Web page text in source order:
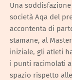
Una
società Aqa del
accontenta di
stamane, al
iniziale, gli atleti
i punti racimolati
spazio rispetto